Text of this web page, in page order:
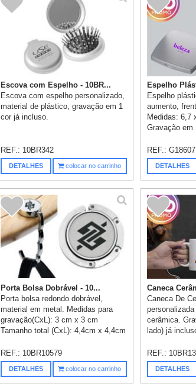
Escova com Espelho - 10BR...
Escova com espelho personalizado,
material de plástico, gravação em 1
cor já incluso.
REF.: 10BR342
DETALHES colocar no carrinho
Espelho
Espelho
aumento,
Medidas: 6,7
Gravação em
REF.:G18607
DETALHES
Porta Bolsa Dobrável - 10...
Porta bolsa redondo dobrável,
material em metal. Medidas para
gravação(CxL): 3 cm x 3 cm
Tamanho total (CxL): 4,4cm x 4,4cm
REF.: 10BR10579
DETALHES colocar no carrinho
Caneca
Caneca De
cerâmica.
lado) já
REF.:
DETALHES